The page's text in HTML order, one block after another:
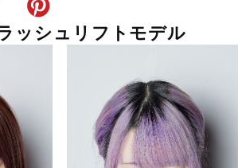
ッシュリフトモデル